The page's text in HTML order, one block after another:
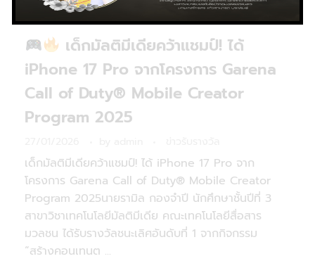
เด็กมัลติมีเดียคว้าแชมป์! ได้
iPhone 17 Pro จากโครงการ Garena
Call of Duty® Mobile Creator
Program 2025
เด็กมัลติมีเดียคว้าแชมป์! ได้ iPhone 17 Pro จาก
โครงการ Garena Call of Duty® Mobile Creator
Program 2025นายรามิล กองจำปี นักศึกษาชั้นปีที่ 3
สาขาวิชาเทคโนโลยีมัลติมีเดีย คณะเทคโนโลยีสื่อสาร
มวลชน ได้รับรางวัลชนะเลิศอันดับที่ 1 จากกิจกรรม
“สร้างคอนเทนต ...